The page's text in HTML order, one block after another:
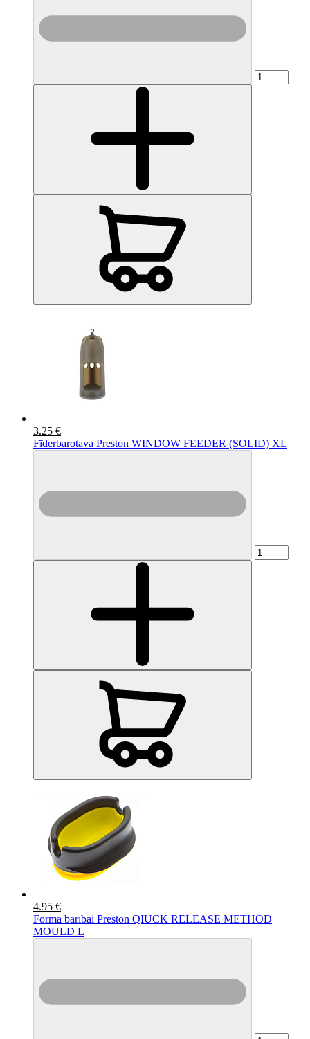
3.25 €
Fīderbarotava Preston WINDOW FEEDER (SOLID) XL
4.95 €
Forma barībai Preston QIUCK RELEASE METHOD
MOULD L